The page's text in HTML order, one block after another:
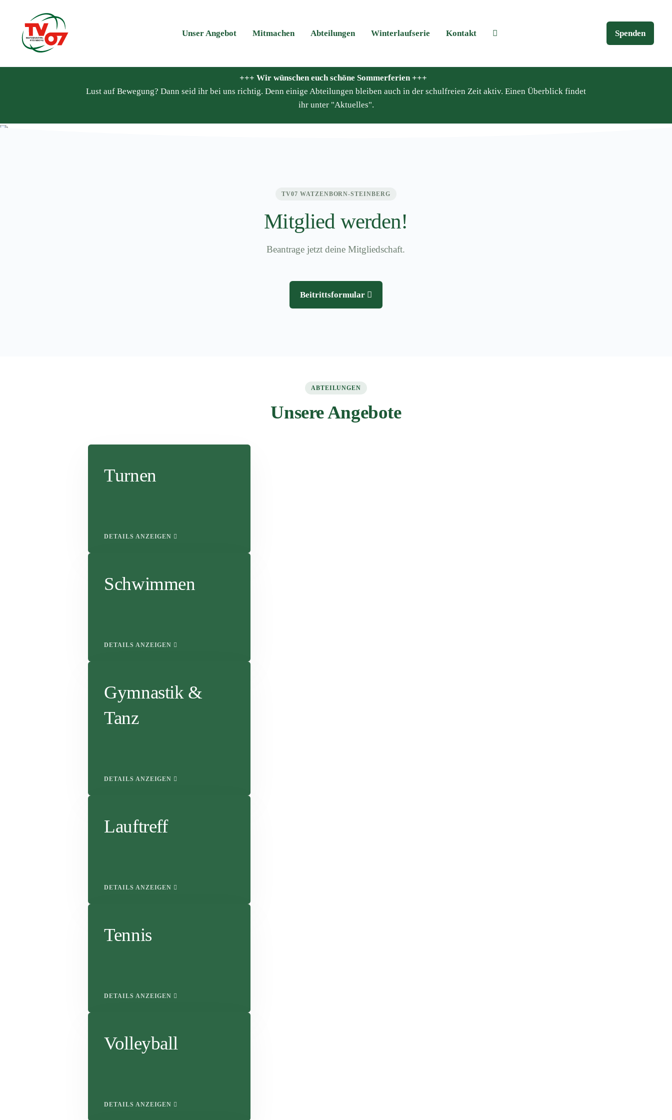
Unser Angebot Mitmachen Abteilungen Winterlaufserie Kontakt Spenden
+++ Wir wünschen euch schöne Sommerferien +++
Lust auf Bewegung? Dann seid ihr bei uns richtig. Denn einige Abteilungen bleiben auch in der schulfreien Zeit aktiv. Einen Überblick findet
ihr unter "Aktuelles".
TV07 WATZENBORN-STEINBERG
Mitglied werden!
Beantrage jetzt deine Mitgliedschaft.
Beitrittsformular
ABTEILUNGEN
Unsere Angebote
Turnen
DETAILS ANZEIGEN
Schwimmen
DETAILS ANZEIGEN
Gymnastik &
Tanz
DETAILS ANZEIGEN
Lauftreff
DETAILS ANZEIGEN
Tennis
DETAILS ANZEIGEN
Volleyball
DETAILS ANZEIGEN